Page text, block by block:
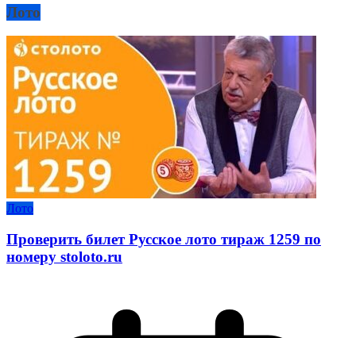
Лото
Лото
Проверить билет Русское лото тираж 1259 по
номеру stoloto.ru